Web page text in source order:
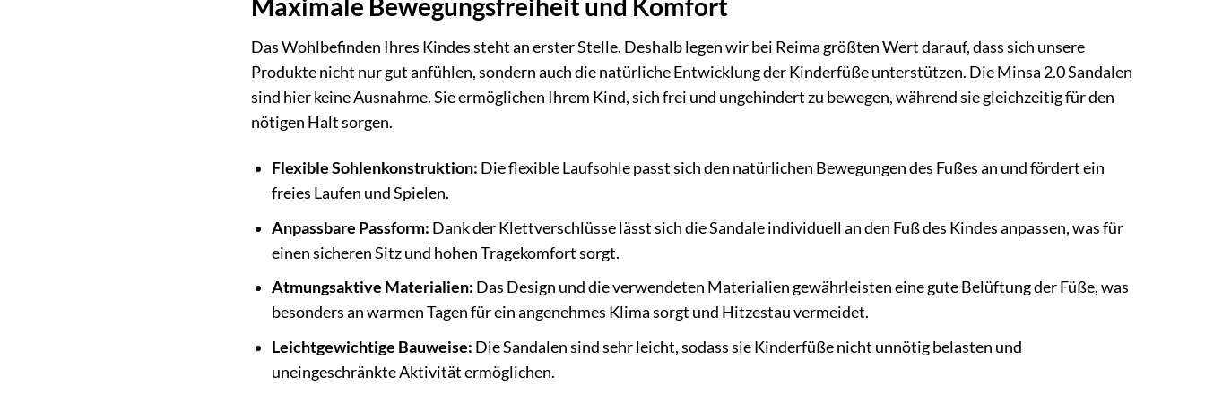
Maximale Bewegungsfreiheit und Komfort
Das Wohlbefinden Ihres Kindes steht an erster Stelle. Deshalb legen wir bei Reima größten Wert darauf, dass sich unsere
Produkte nicht nur gut anfühlen, sondern auch die natürliche Entwicklung der Kinderfüße unterstützen. Die Minsa 2.0 Sandalen
sind hier keine Ausnahme. Sie ermöglichen Ihrem Kind, sich frei und ungehindert zu bewegen, während sie gleichzeitig für den
nötigen Halt sorgen.
Flexible Sohlenkonstruktion: Die flexible Laufsohle passt sich den natürlichen Bewegungen des Fußes an und fördert ein
freies Laufen und Spielen.
Anpassbare Passform: Dank der Klettverschlüsse lässt sich die Sandale individuell an den Fuß des Kindes anpassen, was für
einen sicheren Sitz und hohen Tragekomfort sorgt.
Atmungsaktive Materialien: Das Design und die verwendeten Materialien gewährleisten eine gute Belüftung der Füße, was
besonders an warmen Tagen für ein angenehmes Klima sorgt und Hitzestau vermeidet.
Leichtgewichtige Bauweise: Die Sandalen sind sehr leicht, sodass sie Kinderfüße nicht unnötig belasten und
uneingeschränkte Aktivität ermöglichen.